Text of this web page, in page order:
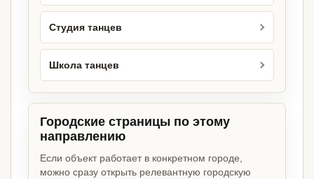
Студия танцев
Школа танцев
Городские страницы по этому
направлению
Если объект работает в конкретном городе,
можно сразу открыть релевантную городскую